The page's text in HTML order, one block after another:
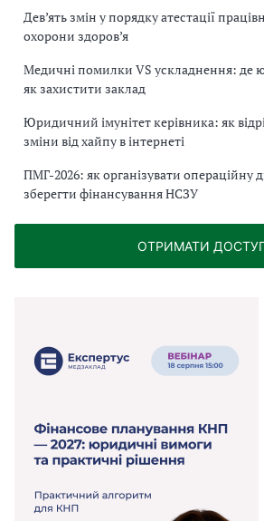
Дев’ять змін у порядку атестації
охорони здоров’я
Медичні помилки VS ускладнення: де
як захистити заклад
Юридичний імунітет керівника: як
зміни від хайпу в інтернеті
ПМГ-2026: як організувати операційну
зберегти фінансування НСЗУ
ОТРИМАТИ